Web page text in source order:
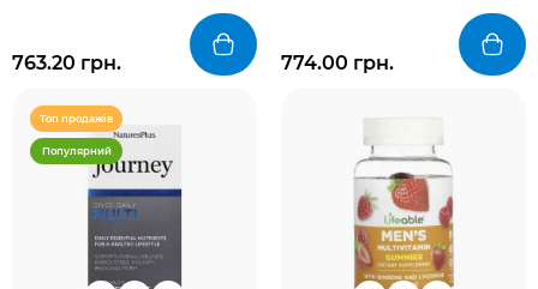
763.20 грн. 774.00 грн.
Топ продажів
Популярний